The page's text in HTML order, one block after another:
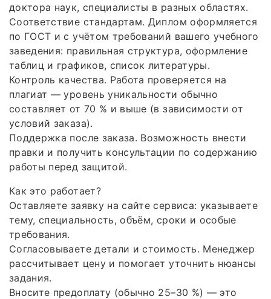
доктора наук, специалисты в разных областях.
Соответствие стандартам. Диплом оформляется
по ГОСТ и с учётом требований вашего учебного
заведения: правильная структура, оформление
таблиц и графиков, список литературы.
Контроль качества. Работа проверяется на
плагиат — уровень уникальности обычно
составляет от 70 % и выше (в зависимости от
условий заказа).
Поддержка после заказа. Возможность внести
правки и получить консультации по содержанию
работы перед защитой.
Как это работает?
Оставляете заявку на сайте сервиса: указываете
тему, специальность, объём, сроки и особые
требования.
Согласовываете детали и стоимость. Менеджер
рассчитывает цену и помогает уточнить нюансы
задания.
Вносите предоплату (обычно 25–30 %) — это